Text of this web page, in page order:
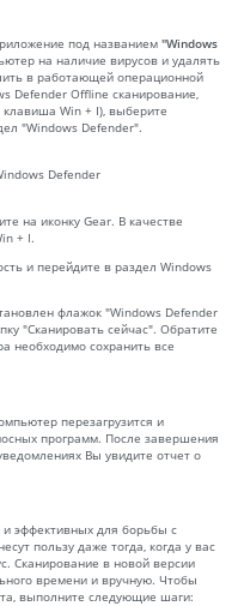
под названием "Windows
на наличие вирусов и удалять
в работающей операционной
Defender Offline сканирование,
клавиша Win + I), выберите
"Windows Defender".
Defender
на иконку Gear. В качестве
+ I.
и перейдите в раздел Windows
флажок "Windows Defender
"Сканировать сейчас". Обратите
необходимо сохранить все
перезагрузится и
программ. После завершения
Вы увидите отчет о
эффективных для борьбы с
пользу даже тогда, когда у вас
Сканирование в новой версии
времени и вручную. Чтобы
выполните следующие шаги: